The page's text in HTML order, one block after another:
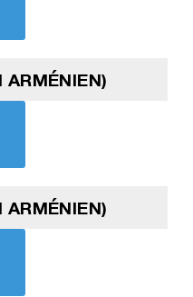
ARMÉNIEN)
ARMÉNIEN)